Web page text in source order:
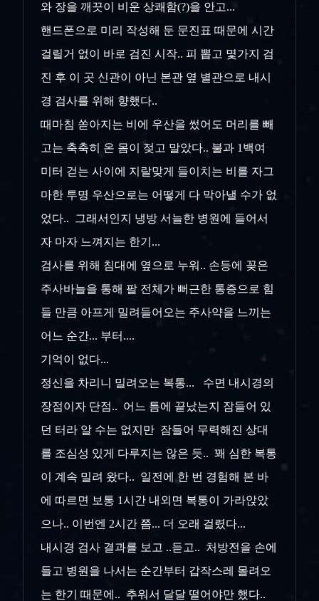
와 장을 깨끗이 비운 상쾌함(?)을 안고...
핸드폰으로 미리 작성해 둔 문진표 때문에 시간
걸릴거 없이 바로 검진 시작.. 피 뽑고 몇가지 검
진 후 이 곳 신관이 아닌 본관 옆 별관으로 내시
경 검사를 위해 향했다..
때마침 쏟아지는 비에 우산을 썼어도 머리를 빼
고는 축축히 온 몸이 젖고 말았다.. 불과 1백여
미터 걷는 사이에 지랄맞게 들이치는 비를 자그
마한 투명 우산으로는 어떻게 다 막아낼 수가 없
었다.. 그래서인지 냉방 서늘한 병원에 들어서
자 마자 느껴지는 한기...
검사를 위해 침대에 옆으로 누워.. 손등에 꽂은
주사바늘을 통해 팔 전체가 뻐근한 통증으로 힘
들 만큼 아프게 밀려들어오는 주사약을 느끼는
어느 순간... 부터....
기억이 없다...
정신을 차리니 밀려오는 복통... 수면 내시경의
장점이자 단점.. 어느 틈에 끝났는지 잠들어 있
던 터라 알 수는 없지만 잠들어 무력해진 상대
를 조심성 있게 다루지는 않은 듯.. 꽤 심한 복통
이 계속 밀려 왔다.. 일전에 한 번 경험해 본 바
에 따르면 보통 1시간 내외면 복통이 가라앉았
으나.. 이번엔 2시간 쯤... 더 오래 걸렸다...
내시경 검사 결과를 보고 ..듣고.. 처방전을 손에
들고 병원을 나서는 순간부터 갑작스레 몰려오
는 한기 때문에.. 추워서 달달 떨어야만 했다..